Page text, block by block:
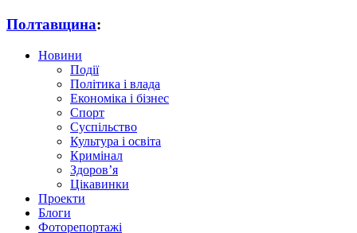
Полтавщина:
Новини
Події
Політика і влада
Економіка і бізнес
Спорт
Суспільство
Культура і освіта
Кримінал
Здоров’я
Цікавинки
Проекти
Блоги
Фоторепортажі